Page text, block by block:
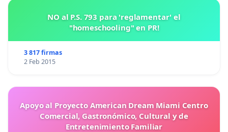
NO al P.S. 793 para 'reglamentar' el
"homeschooling" en PR!
3 817 firmas
2 Feb 2015
Apoyo al Proyecto American Dream Miami Centro
Comercial, Gastronómico, Cultural y de
Entretenimiento Familiar